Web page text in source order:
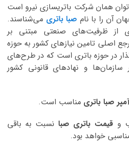
همان شرکت باتریسازی نیرو است
آن را با نام صبا باتری می‌شناسند.
از ظرفیت‌های صنعتی مبتنی بر
اصلی تامین نیازهای کشور به حوزه
در حوزه باتری است که در طرح‌های
سازمان‌ها و نهادهای قانونی کشور
باتری مناسب است.
و قیمت باتری صبانسبت به باقی
خواهد بود.